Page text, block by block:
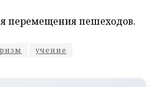
перемещения пешеходов.
учение